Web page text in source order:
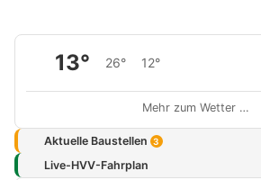
13° 26° 12°
Mehr zum Wetter …
Aktuelle Baustellen 3
Live-HVV-Fahrplan